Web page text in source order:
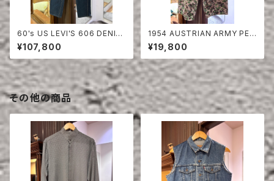
60's US LEVI'S 606 DENIM
PANTS
¥107,800
1954 AUSTRIAN ARMY PEA
DOT CAMO FIERD PANTS
¥19,800
その他の商品